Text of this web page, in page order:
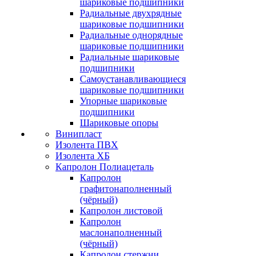
шариковые подшипники
Радиальные двухрядные
шариковые подшипники
Радиальные однорядные
шариковые подшипники
Радиальные шариковые
подшипники
Самоустанавливающиеся
шариковые подшипники
Упорные шариковые
подшипники
Шариковые опоры
Винипласт
Изолента ПВХ
Изолента ХБ
Капролон Полиацеталь
Капролон
графитонаполненный
(чёрный)
Капролон листовой
Капролон
маслонаполненный
(чёрный)